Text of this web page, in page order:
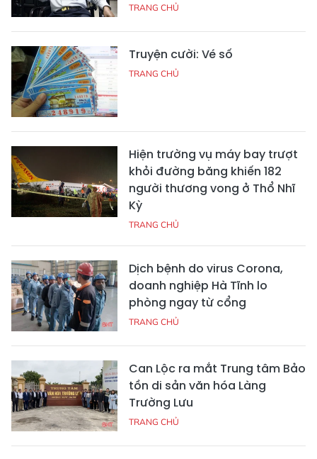
TRANG CHỦ
Truyện cười: Vé số
TRANG CHỦ
Hiện trường vụ máy bay trượt
khỏi đường băng khiến 182
người thương vong ở Thổ Nhĩ
Kỳ
TRANG CHỦ
Dịch bệnh do virus Corona,
doanh nghiệp Hà Tĩnh lo
phòng ngay từ cổng
TRANG CHỦ
Can Lộc ra mắt Trung tâm Bảo
tồn di sản văn hóa Làng
Trường Lưu
TRANG CHỦ